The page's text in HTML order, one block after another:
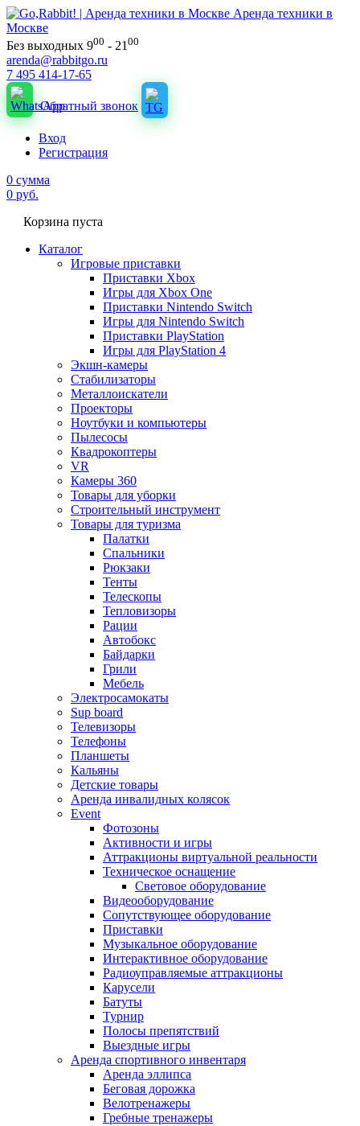
Аренда техники в
Москве
Без выходных 900 - 21 00
arenda@rabbitgo.ru
7 495 414-17-65
Обратный звонок
Вход
Регистрация
0 сумма
0 руб.
Корзина пуста
Каталог
Игровые приставки
Приставки Xbox
Игры для Xbox One
Приставки Nintendo Switch
Игры для Nintendo Switch
Приставки PlayStation
Игры для PlayStation 4
Экшн-камеры
Стабилизаторы
Металлоискатели
Проекторы
Ноутбуки и компьютеры
Пылесосы
Квадрокоптеры
VR
Камеры 360
Товары для уборки
Строительный инструмент
Товары для туризма
Палатки
Спальники
Рюкзаки
Тенты
Телескопы
Тепловизоры
Рации
Автобокс
Байдарки
Грили
Мебель
Электросамокаты
Sup board
Телевизоры
Телефоны
Планшеты
Кальяны
Детские товары
Аренда инвалидных колясок
Event
Фотозоны
Активности и игры
Аттракционы виртуальной реальности
Техническое оснащение
Световое оборудование
Видеооборудование
Сопутствующее оборудование
Приставки
Музыкальное оборудование
Интерактивное оборудование
Радиоуправляемые аттракционы
Карусели
Батуты
Турнир
Полосы препятствий
Выездные игры
Аренда спортивного инвентаря
Аренда эллипса
Бeговая дoрожка
Велотренажеры
Гребные тренажеры